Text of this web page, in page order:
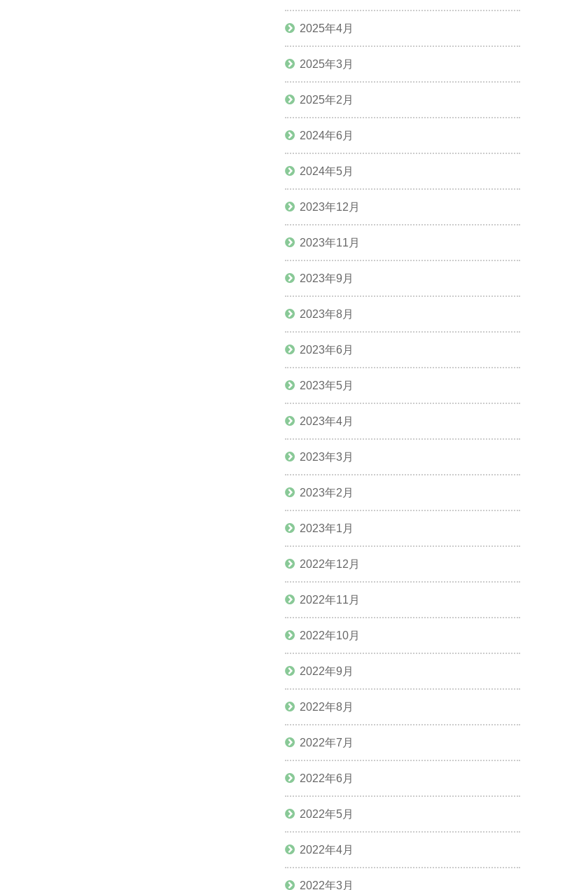
2025年4月
2025年3月
2025年2月
2024年6月
2024年5月
2023年12月
2023年11月
2023年9月
2023年8月
2023年6月
2023年5月
2023年4月
2023年3月
2023年2月
2023年1月
2022年12月
2022年11月
2022年10月
2022年9月
2022年8月
2022年7月
2022年6月
2022年5月
2022年4月
2022年3月